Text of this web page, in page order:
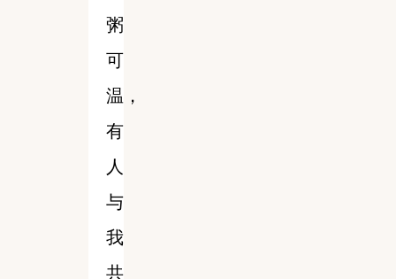
粥
可
温，
有
人
与
我
共